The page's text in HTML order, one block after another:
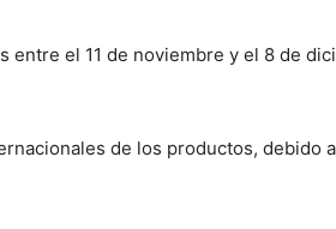
entre el 11 de noviembre y el 8 de
de los productos, debido